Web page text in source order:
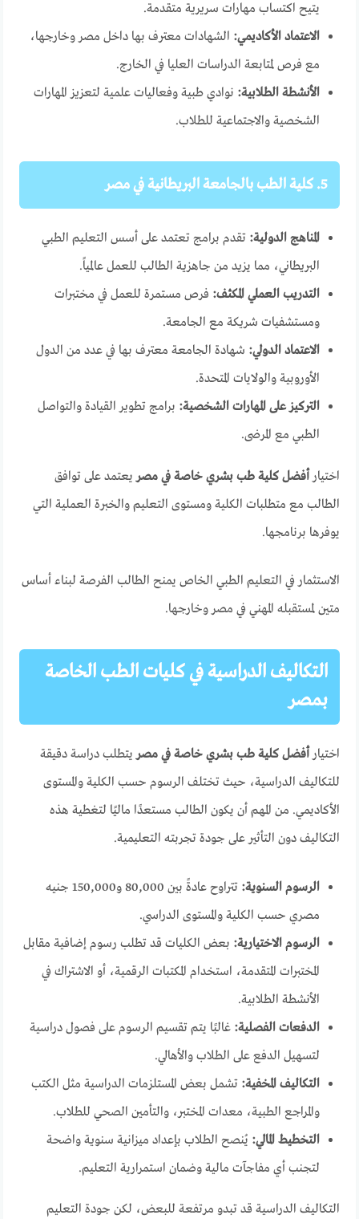
يتيح اكتساب مهارات سريرية متقدمة.
الاعتماد الأكاديمي: الشهادات معترف بها داخل مصر وخارجها،
مع فرص لمتابعة الدراسات العليا في الخارج.
الأنشطة الطلابية: نوادي طبية وفعاليات علمية لتعزيز المهارات
الشخصية والاجتماعية للطلاب.
5. كلية الطب بالجامعة البريطانية في مصر
المناهج الدولية: تقدم برامج تعتمد على أسس التعليم الطبي
البريطاني، مما يزيد من جاهزية الطالب للعمل عالمياً.
التدريب العملي المكثف: فرص مستمرة للعمل في مختبرات
ومستشفيات شريكة مع الجامعة.
الاعتماد الدولي: شهادة الجامعة معترف بها في عدد من الدول
الأوروبية والولايات المتحدة.
التركيز على المهارات الشخصية: برامج تطوير القيادة والتواصل
الطبي مع المرضى.
اختيارأفضل كلية طب بشري خاصة في مصريعتمد على توافق
الطالب مع متطلبات الكلية ومستوى التعليم والخبرة العملية التي
يوفرها برنامجها.
الاستثمار في التعليم الطبي الخاص يمنح الطالب الفرصة لبناء أساس
متين لمستقبله المهني في مصر وخارجها.
التكاليف الدراسية في كليات الطب الخاصة
بمصر
اختيارأفضل كلية طب بشري خاصة في مصريتطلب دراسة دقيقة
للتكاليف الدراسية، حيث تختلف الرسوم حسب الكلية والمستوى
الأكاديمي. من المهم أن يكون الطالب مستعدًا ماليًا لتغطية هذه
التكاليف دون التأثير على جودة تجربته التعليمية.
الرسوم السنوية:
تتراوح عادةً بين 80,000 و150,000 جنيه
مصري حسب الكلية والمستوى الدراسي.
الرسوم الاختيارية: بعض الكليات قد تطلب رسوم إضافية مقابل
المختبرات المتقدمة، استخدام المكتبات الرقمية، أو الاشتراك في
الأنشطة الطلابية.
الدفعات الفصلية: غالبًا يتم تقسيم الرسوم على فصول دراسية
لتسهيل الدفع على الطلاب والأهالي.
التكاليف المخفية: تشمل بعض المستلزمات الدراسية مثل الكتب
والمراجع الطبية، معدات المختبر، والتأمين الصحي للطلاب.
التخطيط المالي: يُنصح الطلاب بإعداد ميزانية سنوية واضحة
لتجنب أي مفاجآت مالية وضمان استمرارية التعليم.
التكاليف الدراسية قد تبدو مرتفعة للبعض، لكن جودة التعليم